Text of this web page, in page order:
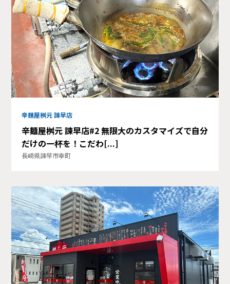
辛麺屋桝元 諫早店
辛麺屋桝元 諫早店#2 無限大のカスタマイズで自分
だけの一杯を！こだわ[...]
長崎県諫早市幸町